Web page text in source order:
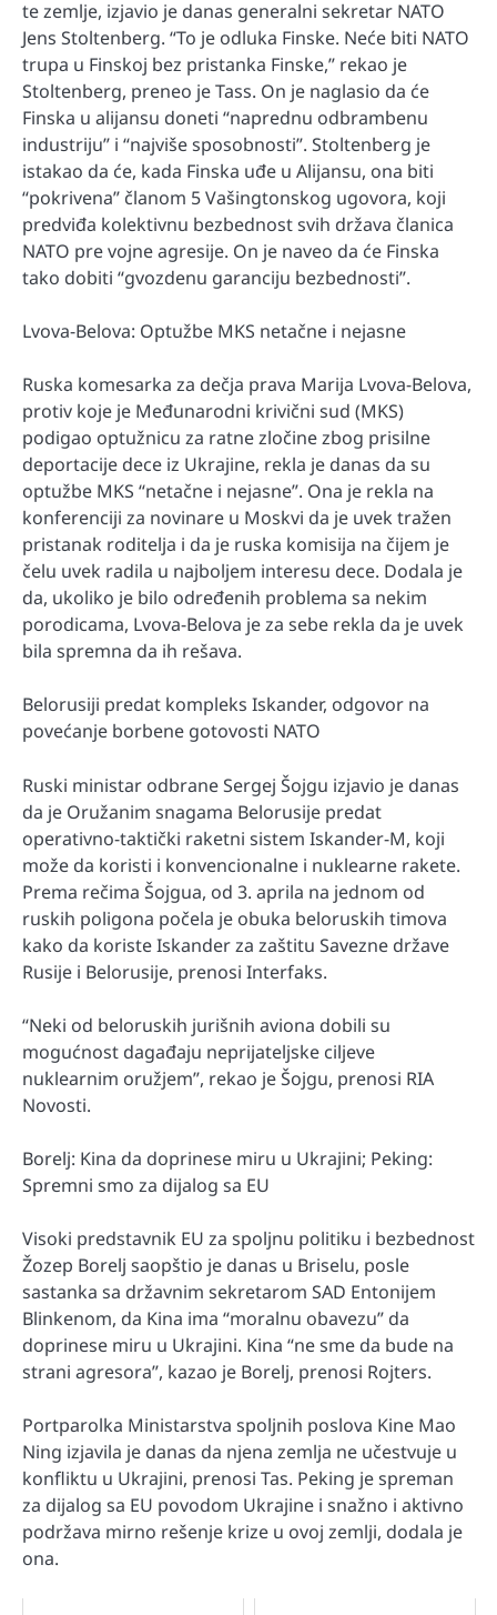
te zemlje, izjavio je danas generalni sekretar NATO
Jens Stoltenberg. “To je odluka Finske. Neće biti NATO
trupa u Finskoj bez pristanka Finske,” rekao je
Stoltenberg, preneo je Tass. On je naglasio da će
Finska u alijansu doneti “naprednu odbrambenu
industriju” i “najviše sposobnosti”. Stoltenberg je
istakao da će, kada Finska uđe u Alijansu, ona biti
“pokrivena” članom 5 Vašingtonskog ugovora, koji
predviđa kolektivnu bezbednost svih država članica
NATO pre vojne agresije. On je naveo da će Finska
tako dobiti “gvozdenu garanciju bezbednosti”.
Lvova-Belova: Optužbe MKS netačne i nejasne
Ruska komesarka za dečja prava Marija Lvova-Belova,
protiv koje je Međunarodni krivični sud (MKS)
podigao optužnicu za ratne zločine zbog prisilne
deportacije dece iz Ukrajine, rekla je danas da su
optužbe MKS “netačne i nejasne”. Ona je rekla na
konferenciji za novinare u Moskvi da je uvek tražen
pristanak roditelja i da je ruska komisija na čijem je
čelu uvek radila u najboljem interesu dece. Dodala je
da, ukoliko je bilo određenih problema sa nekim
porodicama, Lvova-Belova je za sebe rekla da je uvek
bila spremna da ih rešava.
Belorusiji predat kompleks Iskander, odgovor na
povećanje borbene gotovosti NATO
Ruski ministar odbrane Sergej Šojgu izjavio je danas
da je Oružanim snagama Belorusije predat
operativno-taktički raketni sistem Iskander-M, koji
može da koristi i konvencionalne i nuklearne rakete.
Prema rečima Šojgua, od 3. aprila na jednom od
ruskih poligona počela je obuka beloruskih timova
kako da koriste Iskander za zaštitu Savezne države
Rusije i Belorusije, prenosi Interfaks.
“Neki od beloruskih jurišnih aviona dobili su
mogućnost dagađaju neprijateljske ciljeve
nuklearnim oružjem”, rekao je Šojgu, prenosi RIA
Novosti.
Borelj: Kina da doprinese miru u Ukrajini; Peking:
Spremni smo za dijalog sa EU
Visoki predstavnik EU za spoljnu politiku i bezbednost
Žozep Borelj saopštio je danas u Briselu, posle
sastanka sa državnim sekretarom SAD Entonijem
Blinkenom, da Kina ima “moralnu obavezu” da
doprinese miru u Ukrajini. Kina “ne sme da bude na
strani agresora”, kazao je Borelj, prenosi Rojters.
Portparolka Ministarstva spoljnih poslova Kine Mao
Ning izjavila je danas da njena zemlja ne učestvuje u
konfliktu u Ukrajini, prenosi Tas. Peking je spreman
za dijalog sa EU povodom Ukrajine i snažno i aktivno
podržava mirno rešenje krize u ovoj zemlji, dodala je
ona.